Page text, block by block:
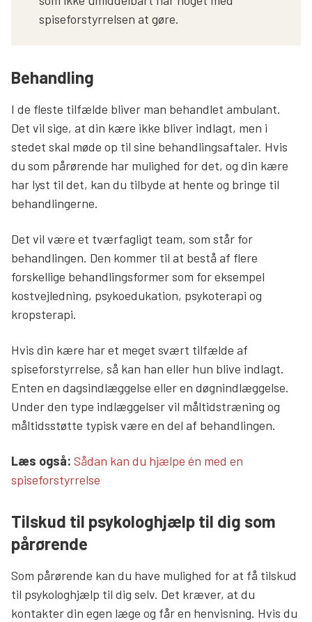
spiseforstyrrelsen at gøre.
Behandling
I de fleste tilfælde bliver man behandlet ambulant.
Det vil sige, at din kære ikke bliver indlagt, men i
stedet skal møde op til sine behandlingsaftaler. Hvis
du som pårørende har mulighed for det, og din kære
har lyst til det, kan du tilbyde at hente og bringe til
behandlingerne.
Det vil være et tværfagligt team, som står for
behandlingen. Den kommer til at bestå af flere
forskellige behandlingsformer som for eksempel
kostvejledning, psykoedukation, psykoterapi og
kropsterapi.
Hvis din kære har et meget svært tilfælde af
spiseforstyrrelse, så kan han eller hun blive indlagt.
Enten en dagsindlæggelse eller en døgnindlæggelse.
Under den type indlæggelser vil måltidstræning og
måltidsstøtte typisk være en del af behandlingen.
Læs mere links
Læs også: Sådan kan du hjælpe én med en
spiseforstyrrelse
Tilskud til psykologhjælp til dig som
pårørende
Som pårørende kan du have mulighed for at få tilskud
til psykologhjælp til dig selv. Det kræver, at du
kontakter din egen læge og får en henvisning. Hvis du